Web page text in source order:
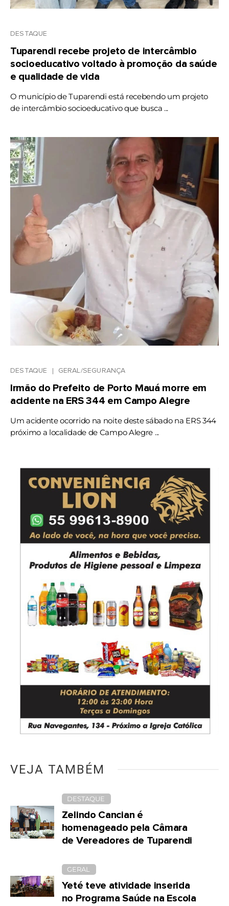
DESTAQUE
Tuparendi recebe projeto de intercâmbio
socioeducativo voltado à promoção da saúde
e qualidade de vida
O município de Tuparendi está recebendo um projeto
de intercâmbio socioeducativo que busca ...
DESTAQUE GERAL/SEGURANÇA
Irmão do Prefeito de Porto Mauá morre em
acidente na ERS 344 em Campo Alegre
Um acidente ocorrido na noite deste sábado na ERS 344
próximo a localidade de Campo Alegre ...
VEJA TAMBÉM
DESTAQUE
Zelindo Cancian é
homenageado pela Câmara
de Vereadores de Tuparendi
GERAL
Yeté teve atividade inserida
no Programa Saúde na Escola